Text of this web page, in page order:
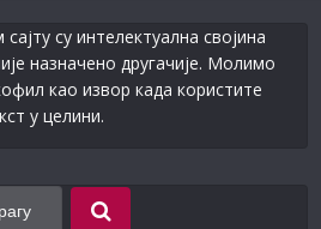
су интелектуална својина
назначено другачије. Молимо
као извор када користите
у целини.